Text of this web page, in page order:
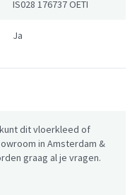
IS028 176737 OETI
Ja
dit vloerkleed of
in Amsterdam &
graag al je vragen.